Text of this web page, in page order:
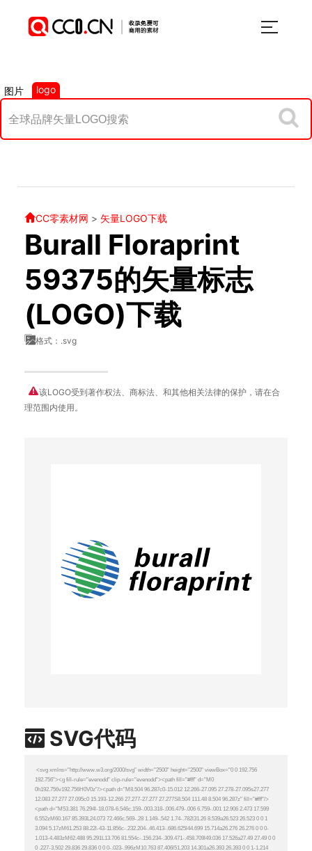
图片 logo
CC零素材网 > 矢量LOGO下载
Burall Floraprint
59375的矢量标志
(LOGO)下载
格式：.svg
该LOGO受到著作权法、商标法、和其他相关法律的保护，请在合
理范围内使用。
SVG代码